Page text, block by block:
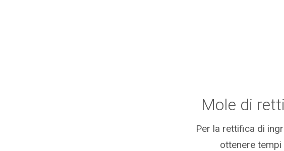
Mole di
Per la rettifica di
ottenere tempi